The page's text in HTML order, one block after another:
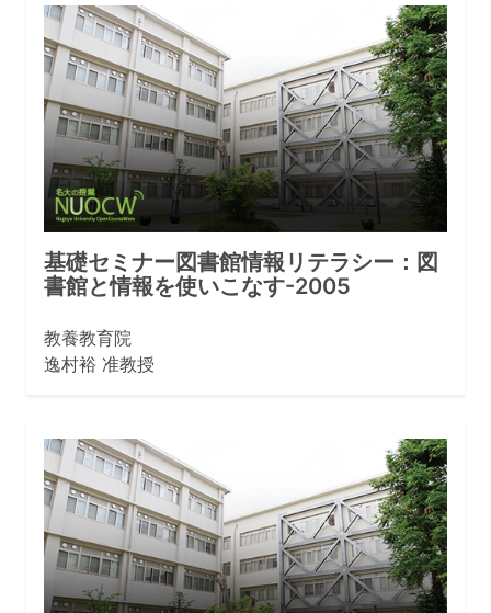
基礎セミナー図書館情報リテラシー：図
書館と情報を使いこなす-2005
教養教育院
逸村裕 准教授